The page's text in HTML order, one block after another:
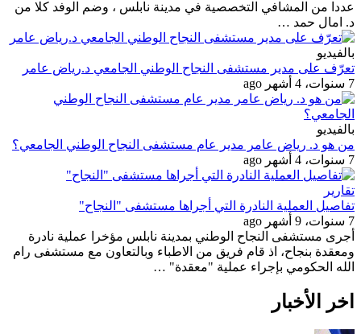
عددا من المشافي التخصصية في مدينة نابلس ، وضم الوفد كلا من
د. امال حمد …
بالفيديو
تعرّف على مدير مستشفى النجاح الوطني الجامعي د.رياض عامر
7 سنوات، 4 أشهر ago
بالفيديو
من هو د. رياض عامر مدير عام مستشفى النجاح الوطني الجامعي؟
7 سنوات، 4 أشهر ago
تقارير
تفاصيل العملية النادرة التي أجراها مستشفى "النجاح"
7 سنوات، 9 أشهر ago
أجرى مستشفى النجاح الوطني بمدينة نابلس مؤخرا عملية نادرة
ومعقدة بنجاح، اذ قام فريق من الاطباء وبالتعاون مع مستشفى رام
الله الحكومي بإجراء عملية "معقدة" …
اخر الأخبار